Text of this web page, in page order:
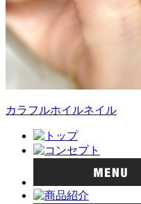
カラフルホイルネイル